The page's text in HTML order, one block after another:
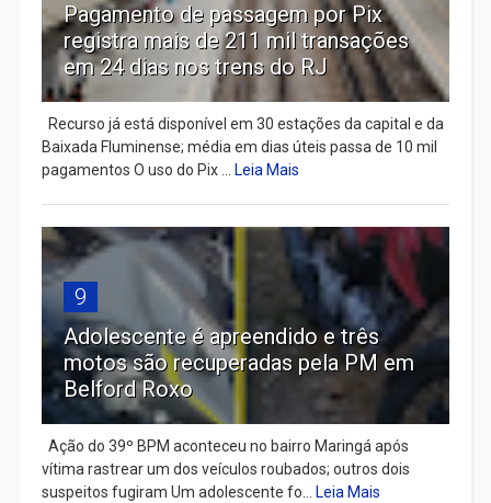
Pagamento de passagem por Pix
registra mais de 211 mil transações
em 24 dias nos trens do RJ
Recurso já está disponível em 30 estações da capital e da
Baixada Fluminense; média em dias úteis passa de 10 mil
pagamentos O uso do Pix ...
Leia Mais
9
Adolescente é apreendido e três
motos são recuperadas pela PM em
Belford Roxo
Ação do 39º BPM aconteceu no bairro Maringá após
vítima rastrear um dos veículos roubados; outros dois
suspeitos fugiram Um adolescente fo...
Leia Mais